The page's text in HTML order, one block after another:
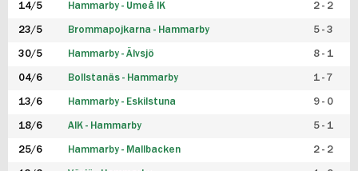
14/5 Hammarby - Umeå IK 2 - 2
23/5 Brommapojkarna - Hammarby 5 - 3
30/5 Hammarby - Älvsjö 8 - 1
04/6 Bollstanäs - Hammarby 1 - 7
13/6 Hammarby - Eskilstuna 9 - 0
18/6 AIK - Hammarby 5 - 1
25/6 Hammarby - Mallbacken 2 - 2